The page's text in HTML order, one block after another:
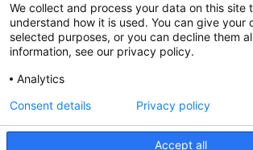
Solar Opleidingen
Toermalijnstraat 7,
088 – 765 27 10
We collect and process your data on this site
understand how it is used. You can give your
selected purposes, or you can decline them
information, see our privacy policy.
Analytics
Accept all
Consent details Privacy policy